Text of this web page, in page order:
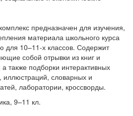
предназначен для изучения,
материала школьного курса
для 10–11-х классов. Содержит
собой отрывки из книг и
также подборки интерактивных
иллюстраций, словарных и
лаборатории, кроссворды.
9–11 кл.